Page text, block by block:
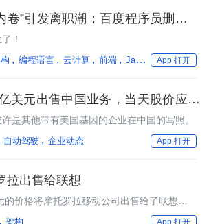
卷”引发离职潮；百度程序员删改数
克怒喷 YouTube；IBM 退出俄罗
！
编程语言 云计算 前端 Java Python
App 打开
美元出售中国业务，当天股价应声
是其他带有美国基因的企业在中国的写照。
自动驾驶 企业动态 App 打开
拉出售给联想
价格将摩托罗拉移动公司出售给了联想，
中的大部分专利，而后者获得了2000项专
架构 App 打开